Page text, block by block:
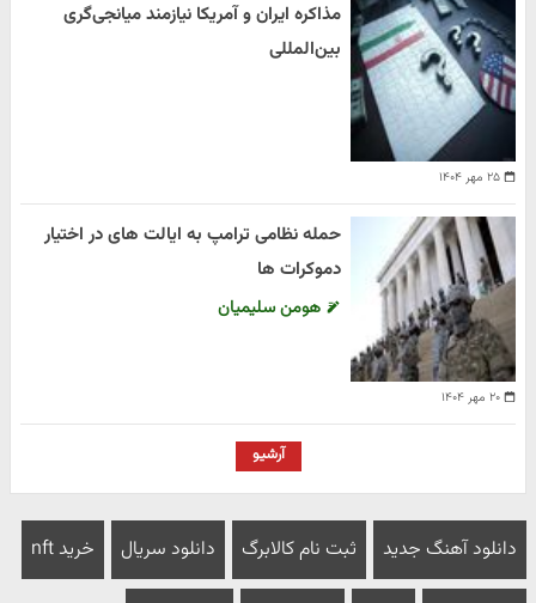
۲۵ مهر ۱۴۰۴
مذاکره ایران و آمریکا نیازمند میانجی‌گری
بین‌المللی
۲۰ مهر ۱۴۰۴
حمله نظامی ترامپ به ایالت های در اختیار
دموکرات ها
هومن سلیمیان
آرشیو
دانلود آهنگ جدید ثبت نام کالابرگ دانلود سریال خرید nft